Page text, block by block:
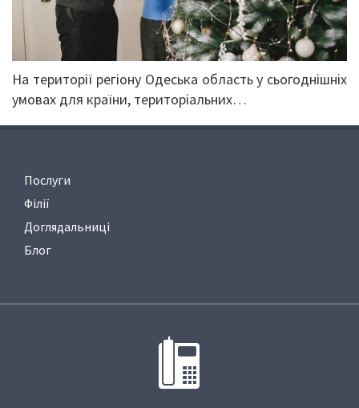
На території регіону Одеська область у сьогоднішніх
умовах для країни, територіальних…
Послуги
Філії
Доглядальниці
Блог